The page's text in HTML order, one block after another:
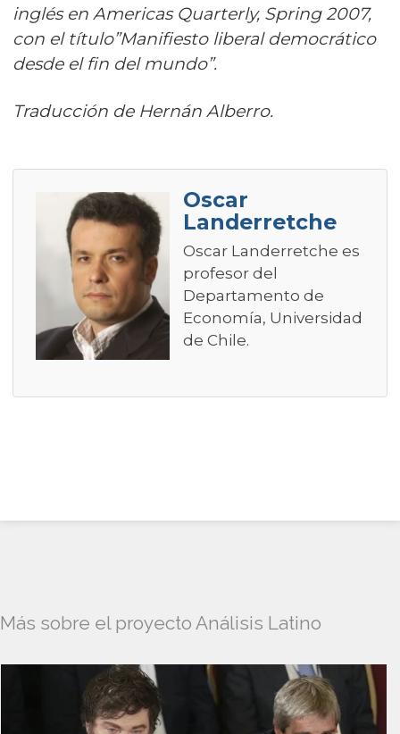
inglés en Americas Quarterly, Spring 2007,
con el título”Manifiesto liberal democrático
desde el fin del mundo”.
Traducción de Hernán Alberro.
Oscar
Landerretche
Oscar Landerretche es
profesor del
Departamento de
Economía, Universidad
de Chile.
Más sobre el proyecto Análisis Latino